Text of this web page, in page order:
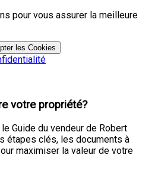
pour vous assurer la meilleure
les Cookies
votre propriété?
Guide du vendeur de Robert
étapes clés, les documents à
maximiser la valeur de votre